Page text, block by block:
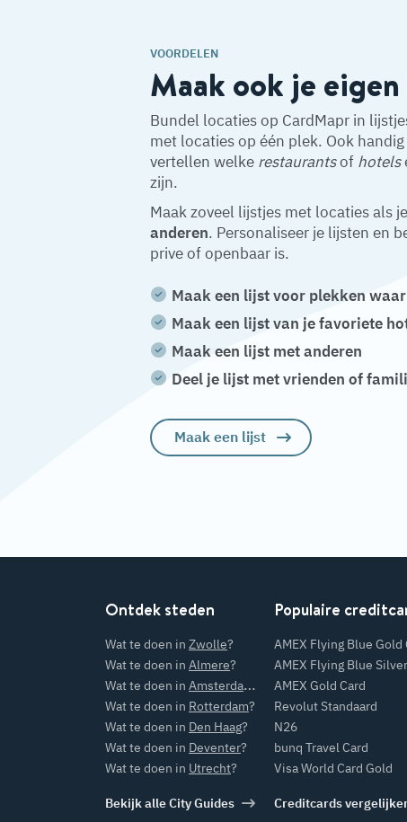
VOORDELEN
Maak ook je
Bundel locaties op CardMapr in
met locaties op één plek. Ook
vertellen welke restaurantsof hotels
zijn.
Maak zoveel lijstjes met locaties als
anderen. Personaliseer je lijsten en
prive of openbaar is.
Maak een lijst voor plekken
Maak een lijst van je favoriete
Maak een lijst met anderen
Deel je lijst met vrienden of
Maak een lijst
Ontdek steden
Wat te doen in Zwolle?
Wat te doen in Almere?
Wat te doen in Amsterdam
?
Wat te doen in Rotterdam?
Wat te doen in Den Haag?
Wat te doen in Deventer?
Wat te doen in Utrecht?
Bekijk alle City Guides
Populaire
AMEX Flying Blue Gold
AMEX Flying Blue
AMEX Gold Card
Revolut Standaard
N26
bunq Travel Card
Visa World Card Gold
Creditcards